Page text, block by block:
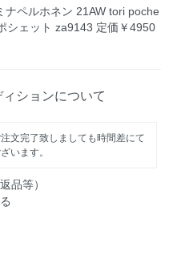
ナペルホネン 21AW tori poche
シェット za9143 定価￥4950
ィションについて
文完了致しましても時間差にて
います。
品等）